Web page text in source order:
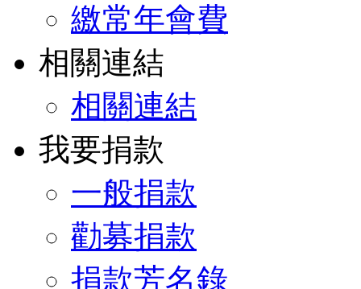
繳常年會費
相關連結
相關連結
我要捐款
一般捐款
勸募捐款
捐款芳名錄